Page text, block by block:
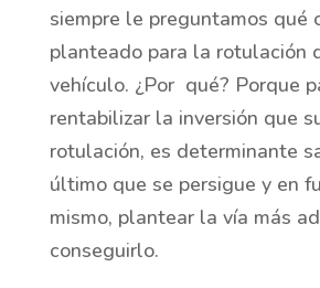
siempre le preguntamos qué
planteado para la rotulación
vehículo. ¿Por qué? Porque
rentabilizar la inversión que
rotulación, es determinante
último que se persigue y en
mismo, plantear la vía más
conseguirlo.